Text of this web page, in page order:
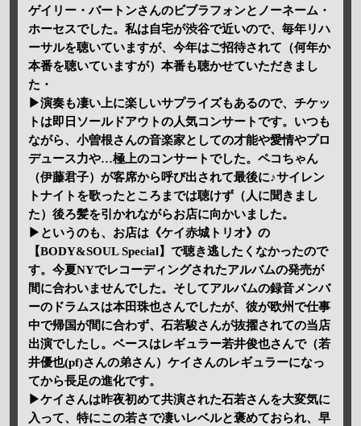
ゲイリー・バートンさんのビブラフォンとノーネーム・
ホーセスでした。私は自宅が渋谷で近いので、毎年リハ
ーサルを聴いていますが、今年はご招待されて（何年か
本番を聴いていますが）本番も聴かせていただきまし
た・
▶演奏も凄い上に楽しいサプライズもあるので、チケッ
トは即日ソールドアウトの人気コンサートです。いつも
ながら、小曽根さんの音楽家としての才能や愛情やプロ
デュース力や…極上のコンサートでした。ペコちゃん
（伊藤君子）が客席から呼び出されて最後に♪サイレン
トナイトを歌ったところまでは聴けず（人に聞きまし
た）後ろ髪を引かれながらお店に向かいました。
▶というのも、お店は《ケイ赤城トリオ》の
【BODY&SOUL Special】で聴き逃したくなかったので
す。今夏NYでレコーディングされたアルバムの発売が
間に合わいませんでした。そしてアルバムの録音メンバ
ーのドラムスは本田珠也さんでしたが、彼が欧州で仕事
中で帰国が間に合わず、石若駿さんが抜擢されての当店
出演でしたし。ベースはレギュラー若井俊也さんで（若
井優也(pf)さんの弟さん）ケイさんのレギュラーになっ
てから長足の進化です。
▶ケイさんは昨夜初めて共演された石若さんを大変気に
入って、特にこの若さで凄いレベルと褒めておられ、早